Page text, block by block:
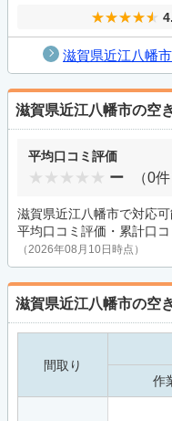
滋賀県近江八幡
滋賀県近江八幡市の空
平均口コミ評価
ー （0件
滋賀県近江八幡市で対応
平均口コミ評価・累計口コ
（2026年08月10日時点）
滋賀県近江八幡市の空
間取り
作